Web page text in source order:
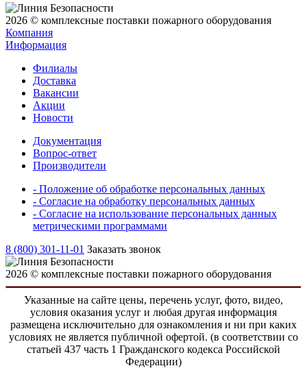
2026 © комплексные поставки пожарного оборудования
Компания
Информация
Филиалы
Доставка
Вакансии
Акции
Новости
Документация
Вопрос-ответ
Производители
- Положение об обработке персональных данных
- Согласие на обработку персональных данных
- Согласие на использование персональных данных
метрическими программами
8 (800) 301-11-01 Заказать звонок
2026 © комплексные поставки пожарного оборудования
Указанные на сайте цены, перечень услуг, фото, видео,
условия оказания услуг и любая другая информация
размещена исключительно для ознакомления и ни при каких
условиях не является публичной офертой. (в соответствии со
статьей 437 часть 1 Гражданского кодекса Российской
Федерации)